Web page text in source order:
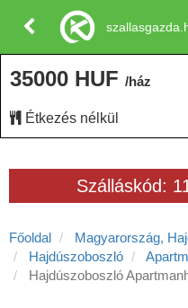
Szálláskód:
Főoldal
Magyarország,
Hajdúszoboszló
Hajdúszoboszló
35000 HUF /ház
Étkezés nélkül